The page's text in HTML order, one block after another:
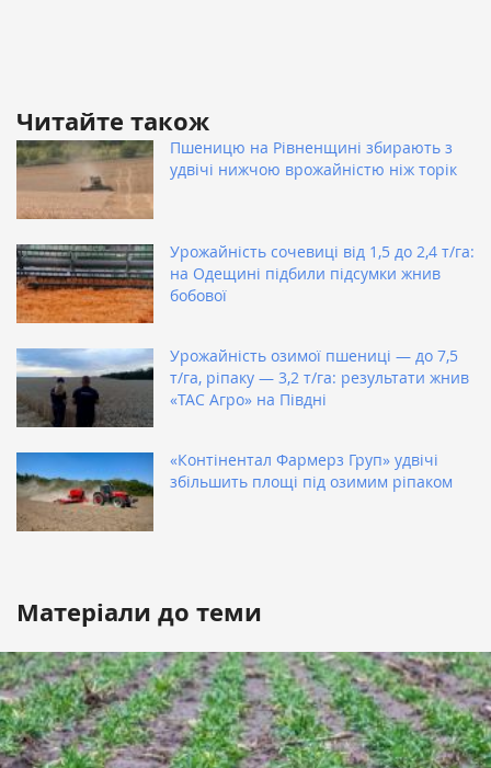
Читайте також
Пшеницю на Рівненщині збирають з
удвічі нижчою врожайністю ніж торік
Урожайність сочевиці від 1,5 до 2,4 т/га:
на Одещині підбили підсумки жнив
бобової
Урожайність озимої пшениці — до 7,5
т/га, ріпаку — 3,2 т/га: результати жнив
«ТАС Агро» на Півдні
«Контінентал Фармерз Груп» удвічі
збільшить площі під озимим ріпаком
Матеріали до теми